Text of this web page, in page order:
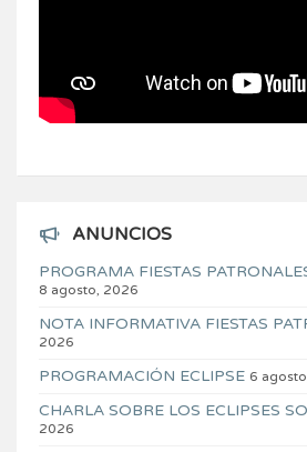
ANUNCIOS
PROGRAMA FIESTAS
8 agosto, 2026
NOTA INFORMATIVA FIESTAS
2026
PROGRAMACIÓN ECLIPSE 6
CHARLA SOBRE LOS ECLIPSES
2026